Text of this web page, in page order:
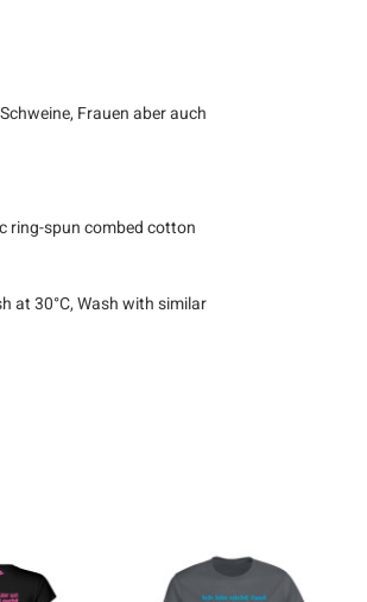
Frauen aber auch
ring-spun combed cotton
at 30°C, Wash with similar